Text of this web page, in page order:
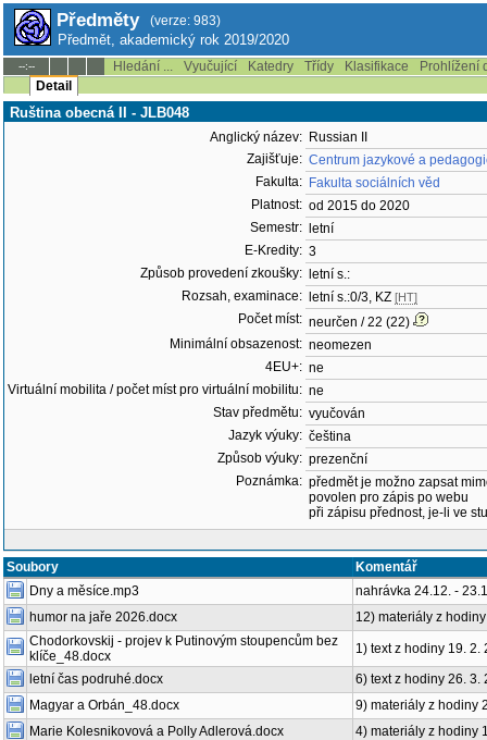
Předměty (verze: 983)
Předmět, akademický rok 2019/2020
--:-- Hledání ... Vyučující Katedry Třídy Klasifikace
Prohlížení
Detail
Ruština obecná II - JLB048
Anglický název: Russian II
Zajišťuje: Centrum jazykové a
Fakulta: Fakulta sociálních věd
Platnost: od 2015 do 2020
Semestr:
letní
E-Kredity: 3
Způsob provedení zkoušky:
letní s.:
Rozsah, examinace:
letní s.:0/3, KZ [HT]
Počet míst: neurčen / 22 (22)
Minimální obsazenost: neomezen
4EU+: ne
Virtuální mobilita / počet míst pro virtuální mobilitu: ne
Stav předmětu: vyučován
Jazyk výuky: čeština
Způsob výuky: prezenční
Poznámka: předmět je možno zapsat
povolen pro zápis po webu
při zápisu přednost, je-li ve
Soubory
Komentář
Dny a měsíce.mp3
nahrávka 24.12. -
humor na jaře 2026.docx
12) materiály z
Chodorkovskij - projev k Putinovým stoupencům bez
klíče_48.docx
1) text z hodiny 19. 2.
letní čas podruhé.docx
6) text z hodiny 26. 3.
Magyar a Orbán_48.docx
9) materiály z hodiny
Marie Kolesnikovová a Polly Adlerová.docx
4) materiály z hodiny